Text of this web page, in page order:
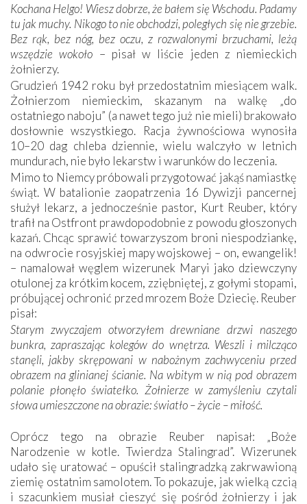
Kochana Helgo! Wiesz dobrze, że bałem się Wschodu. Padamy
tu jak muchy. Nikogo to nie obchodzi, poległych się nie grzebie.
Bez rąk, bez nóg, bez oczu, z rozwalonymi brzuchami, leżą
wszędzie wokoło – pisał w liście jeden z niemieckich
żołnierzy.
Grudzień 1942 roku był przedostatnim miesiącem walk.
Żołnierzom niemieckim, skazanym na walkę „do
ostatniego naboju” (a nawet tego już nie mieli) brakowało
dosłownie wszystkiego. Racja żywnościowa wynosiła
10–20 dag chleba dziennie, wielu walczyło w letnich
mundurach, nie było lekarstw i warunków do leczenia.
Mimo to Niemcy próbowali przygotować jakąś namiastkę
świąt. W batalionie zaopatrzenia 16 Dywizji pancernej
służył lekarz, a jednocześnie pastor, Kurt Reuber, który
trafił na Ostfront prawdopodobnie z powodu głoszonych
kazań. Chcąc sprawić towarzyszom broni niespodziankę,
na odwrocie rosyjskiej mapy wojskowej – on, ewangelik!
– namalował węglem wizerunek Maryi jako dziewczyny
otulonej za krótkim kocem, zziębniętej, z gołymi stopami,
próbującej ochronić przed mrozem Boże Dziecię. Reuber
pisał:
Starym zwyczajem otworzyłem drewniane drzwi naszego
bunkra, zapraszając kolegów do wnętrza. Weszli i milcząco
stanęli, jakby skrępowani w nabożnym zachwyceniu przed
obrazem na glinianej ścianie. Na wbitym w nią pod obrazem
polanie płonęło światełko. Żołnierze w zamyśleniu czytali
słowa umieszczone na obrazie: światło – życie – miłość.
Oprócz tego na obrazie Reuber napisał: „Boże
Narodzenie w kotle. Twierdza Stalingrad”. Wizerunek
udało się uratować – opuścił stalingradzką zakrwawioną
ziemię ostatnim samolotem. To pokazuje, jak wielką czcią
i szacunkiem musiał cieszyć się pośród żołnierzy i jak